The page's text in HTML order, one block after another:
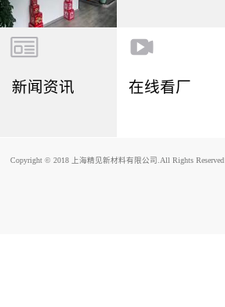
新闻资讯 在线看厂
Copyright © 2018 上海精见新材料有限公司.All Rights Reserved